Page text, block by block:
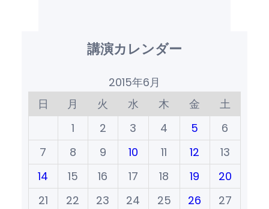
講演カレンダー
2015年6月
日
月 火 水 木 金
土
1
2 3 4 5
6
7
8 9 10 11 12
13
14
15 16 17 18 19
20
21
22 23 24 25 26
27